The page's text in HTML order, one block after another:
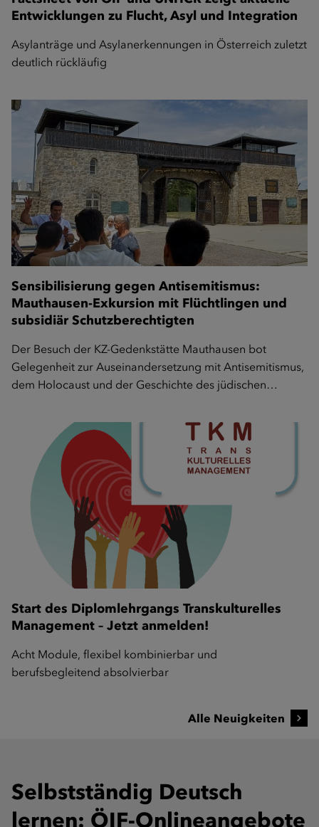
Entwicklungen zu Flucht, Asyl und Integration
Asylanträge und Asylanerkennungen in Österreich zuletzt
deutlich rückläufig
Sensibilisierung gegen Antisemitismus:
Mauthausen-Exkursion mit Flüchtlingen und
subsidiär Schutzberechtigten
Der Besuch der KZ-Gedenkstätte Mauthausen bot
Gelegenheit zur Auseinandersetzung mit Antisemitismus,
dem Holocaust und der Geschichte des jüdischen…
Start des Diplomlehrgangs Transkulturelles
Management – Jetzt anmelden!
Acht Module, flexibel kombinierbar und
berufsbegleitend absolvierbar
Alle Neuigkeiten
Selbstständig Deutsch
lernen: ÖIF-Onlineangebote